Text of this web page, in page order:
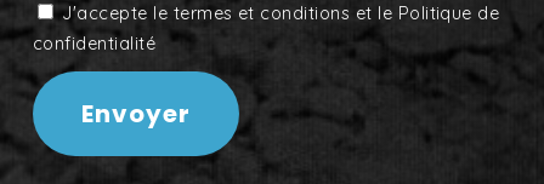
J'accepte le termes et conditions et le Politique de
confidentialité